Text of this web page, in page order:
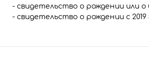
- свидетельство о рождении или о
- свидетельство о рождении с